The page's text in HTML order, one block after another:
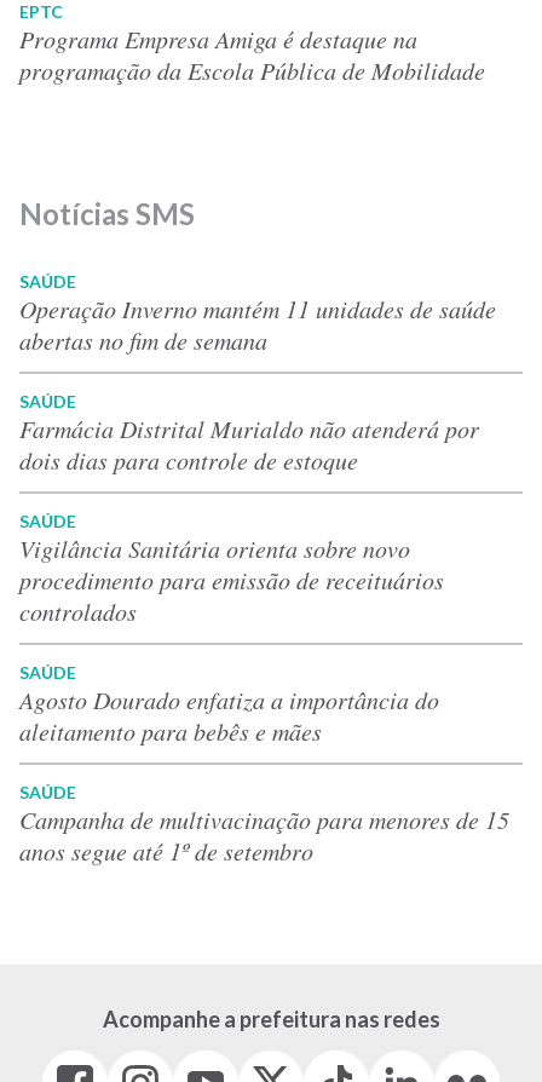
EPTC
Programa Empresa Amiga é destaque na
programação da Escola Pública de Mobilidade
Notícias SMS
SAÚDE
Operação Inverno mantém 11 unidades de saúde
abertas no fim de semana
SAÚDE
Farmácia Distrital Murialdo não atenderá por
dois dias para controle de estoque
SAÚDE
Vigilância Sanitária orienta sobre novo
procedimento para emissão de receituários
controlados
SAÚDE
Agosto Dourado enfatiza a importância do
aleitamento para bebês e mães
SAÚDE
Campanha de multivacinação para menores de 15
anos segue até 1º de setembro
Acompanhe a prefeitura nas redes
FacebookInstagram
Tiktok
LinkedIn